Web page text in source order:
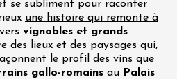
se subliment pour raconter
une histoire qui remonte à
vignobles et grands
des lieux et des paysages qui,
le profil des vins que
gallo-romains au Palais